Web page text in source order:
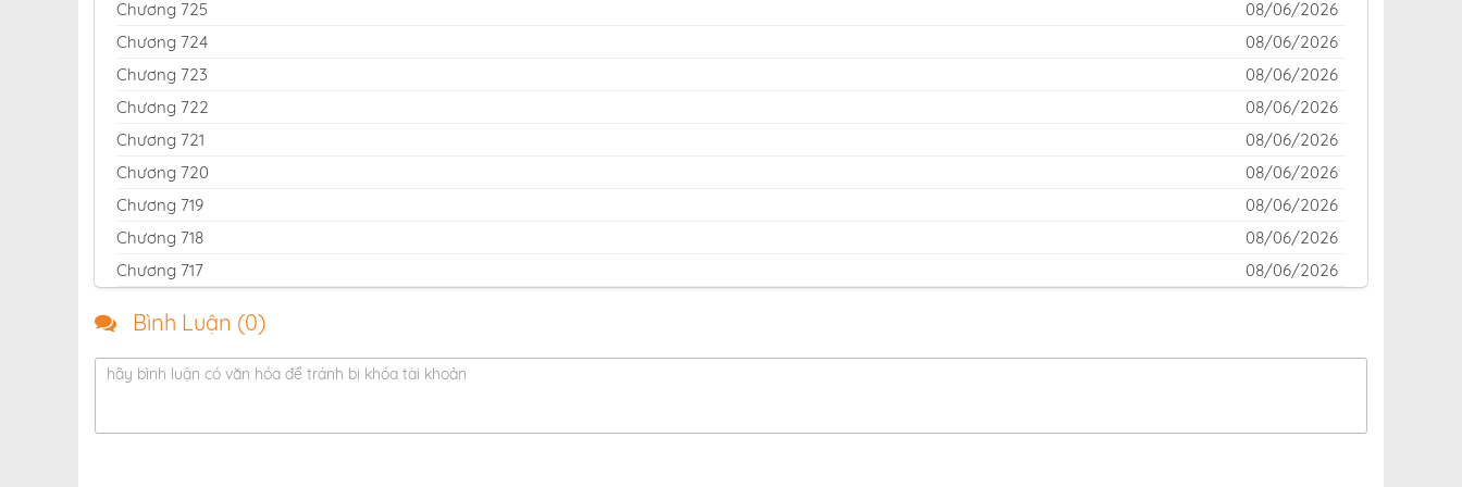
Chương 725
08/06/2026
Chương 724
08/06/2026
Chương 723
08/06/2026
Chương 722
08/06/2026
Chương 721
08/06/2026
Chương 720
08/06/2026
Chương 719
08/06/2026
Chương 718
08/06/2026
Chương 717
08/06/2026
Chương 715
Chương 714
Chương 712
08/06/2026
Bình Luận (0)
hãy bình luận có văn hóa để tránh bị khóa tài khoản